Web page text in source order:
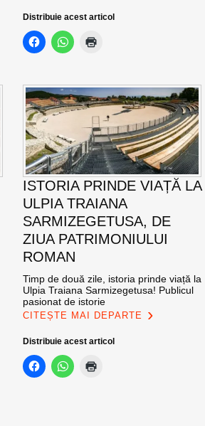
Distribuie acest articol
ISTORIA PRINDE VIAȚĂ LA
ULPIA TRAIANA
SARMIZEGETUSA, DE
ZIUA PATRIMONIULUI
ROMAN
Timp de două zile, istoria prinde viață la
Ulpia Traiana Sarmizegetusa! Publicul
pasionat de istorie
CITEȘTE MAI DEPARTE
Distribuie acest articol